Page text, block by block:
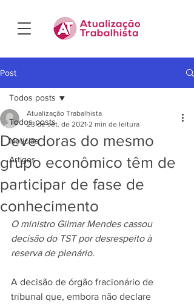
Post
Todos posts
Notícias
Artigos
Todos posts
Devedoras do mesmo
grupo econômico têm de
participar de fase de
conhecimento
Atualização Trabalhista
23 de set. de 2021 2 min de leitura
O ministro Gilmar Mendes cassou
decisão do TST por desrespeito à
reserva de plenário.
A decisão de órgão fracionário de
tribunal que, embora não declare